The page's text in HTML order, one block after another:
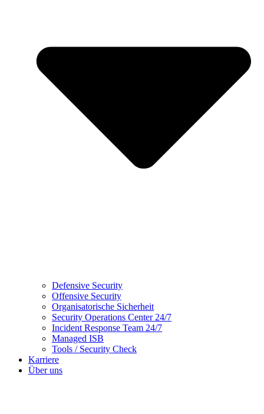
Defensive Security
Offensive Security
Organisatorische Sicherheit
Security Operations Center 24/7
Incident Response Team 24/7
Managed ISB
Tools / Security Check
Karriere
Über uns